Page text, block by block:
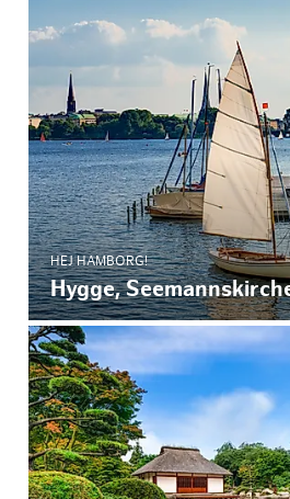
HEJ HAMBORG!
Hygge,